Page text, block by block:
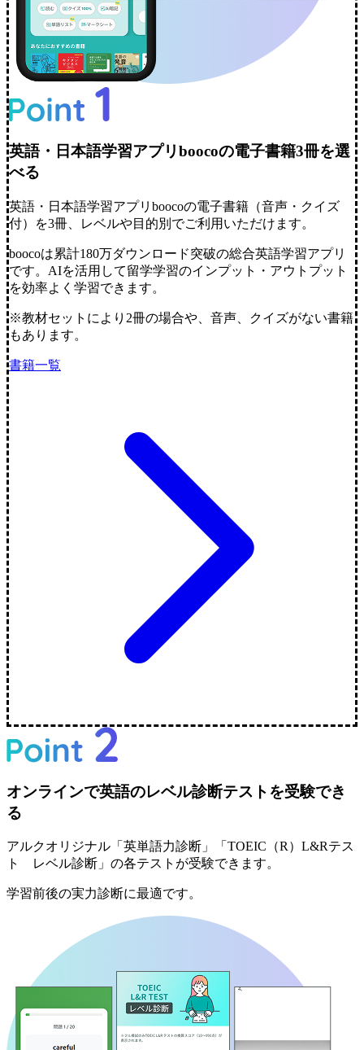
英語・日本語学習アプリboocoの電子書籍3冊を選
べる
英語・日本語学習アプリboocoの電子書籍（音声・クイズ
付）を3冊、レベルや目的別でご利用いただけます。
boocoは累計180万ダウンロード突破の総合英語学習アプリ
です。AIを活用して留学学習のインプット・アウトプット
を効率よく学習できます。
※教材セットにより2冊の場合や、音声、クイズがない書籍
もあります。
書籍一覧
オンラインで英語のレベル診断テストを受験でき
る
アルクオリジナル「英単語力診断」「TOEIC（R）L&Rテス
ト レベル診断」の各テストが受験できます。
学習前後の実力診断に最適です。